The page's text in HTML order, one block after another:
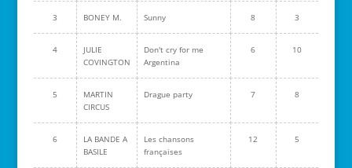
3 BONEY M. Sunny 8 3
4
JULIE
COVINGTON
Don't cry for me
Argentina
6 10
5
MARTIN
CIRCUS
Drague party 7 8
6
LA BANDE A
BASILE
Les chansons
françaises
12 5